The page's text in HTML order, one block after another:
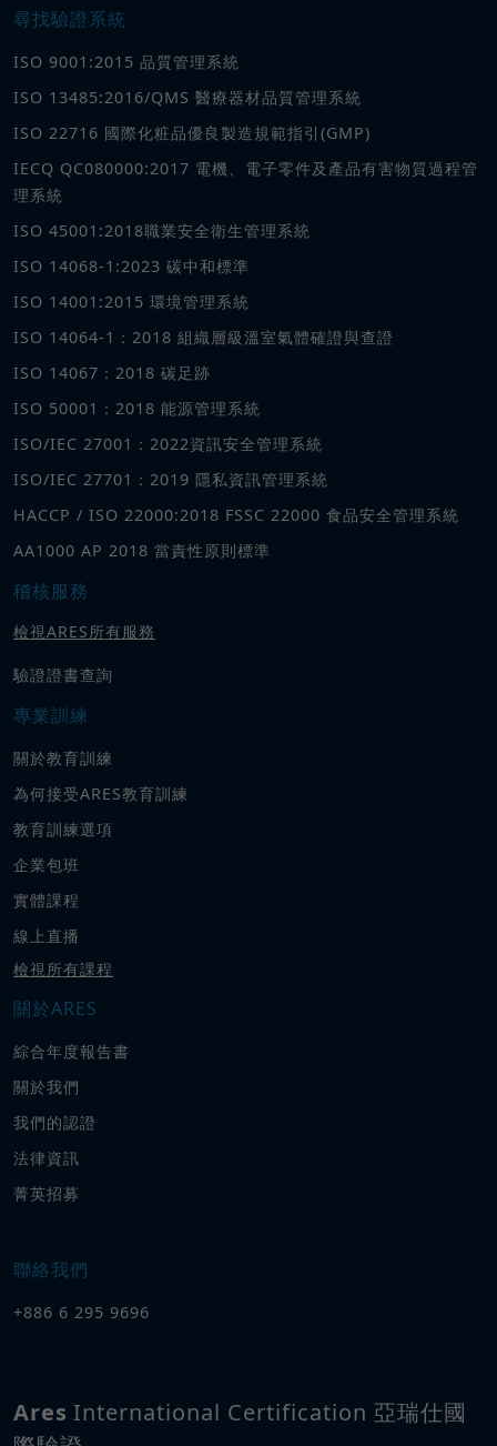
尋找驗證系統
ISO 9001:2015 品質管理系統
ISO 13485:2016/QMS 醫療器材品質管理系統
ISO 22716 國際化粧品優良製造規範指引(GMP)
IECQ QC080000:2017 電機、電子零件及產品有害物質過程管
理系統
ISO 45001:2018職業安全衛生管理系統
ISO 14068-1:2023 碳中和標準
ISO 14001:2015 環境管理系統
ISO 14064-1：2018 組織層級溫室氣體確證與查證
ISO 14067：2018 碳足跡
ISO 50001：2018 能源管理系統
ISO/IEC 27001：2022資訊安全管理系統
ISO/IEC 27701：2019 隱私資訊管理系統
HACCP / ISO 22000:2018 FSSC 22000 食品安全管理系統
AA1000 AP 2018 當責性原則標準
稽核服務
檢視ARES所有服務
驗證證書查詢
專業訓練
關於教育訓練
為何接受ARES教育訓練
教育訓練選項
企業包班
實體課程
線上直播
檢視所有課程
關於ARES
綜合年度報告書
關於我們
我們的認證
法律資訊
菁英招募
聯絡我們
+886 6 295 9696
Ares International Certification 亞瑞仕國